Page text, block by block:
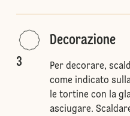
3
Decorazione
Per decorare,
come indicato
le tortine con la
asciugare.